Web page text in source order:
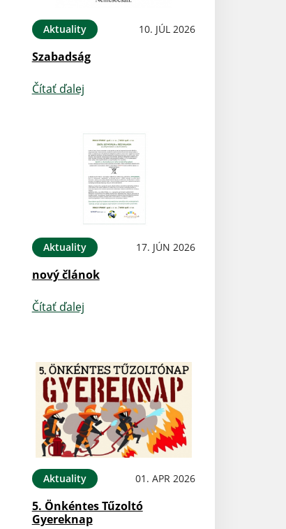
Aktuality 10. JÚL 2026
Szabadság
Čítať ďalej
Aktuality 17. JÚN 2026
nový článok
Čítať ďalej
Aktuality 01. APR 2026
5. Önkéntes Tűzoltó
Gyereknap